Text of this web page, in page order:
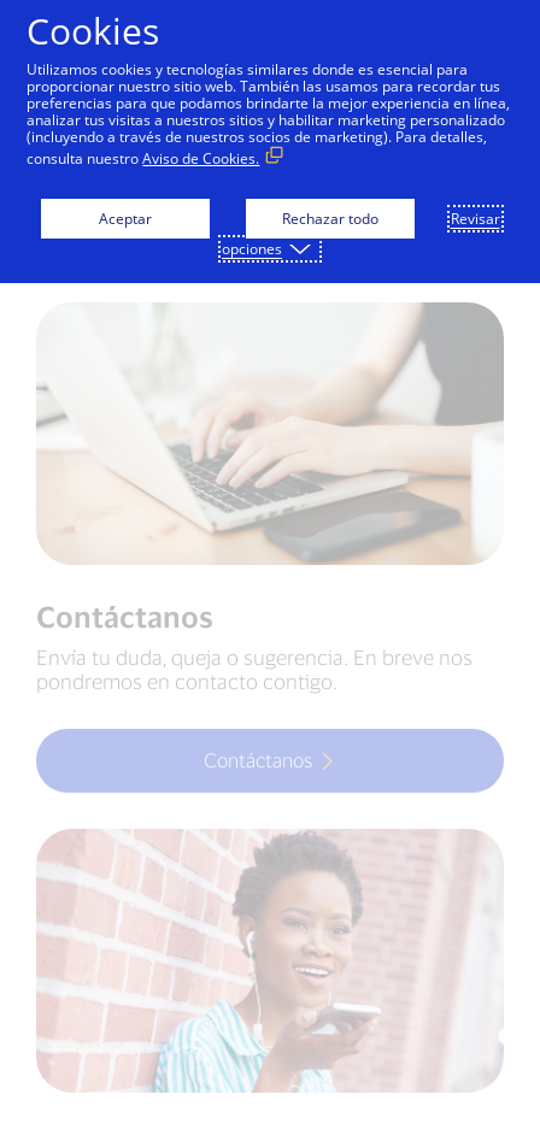
Contacta a Visa
¿Tienes alguna pregunta o necesitas
ayuda con tu tarjeta Visa? Siempre hay
una manera de contactarnos.
Contáctanos
Envía tu duda, queja o sugerencia. En breve nos
pondremos en contacto contigo.
Contáctanos
Cookies
Utilizamos cookies y tecnologías similares donde es esencial para
proporcionar nuestro sitio web. También las usamos para recordar tus
preferencias para que podamos brindarte la mejor experiencia en línea,
analizar tus visitas a nuestros sitios y habilitar marketing personalizado
(incluyendo a través de nuestros socios de marketing). Para detalles,
consulta nuestroAviso de Cookies.
Aceptar Rechazar todo
Revisar
opciones